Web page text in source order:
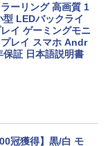
｜MS Office 2024
トパソコン Windo
ック Core i5 第7世
HDD 500GB テン
CD DVD 再生可
ートパソコン 中古
ーリング 高画質 1
LEDバックライ
イ ゲーミングモニ
レイ スマホ Andr
証 日本語説明書
冠獲得】黒/白 モ